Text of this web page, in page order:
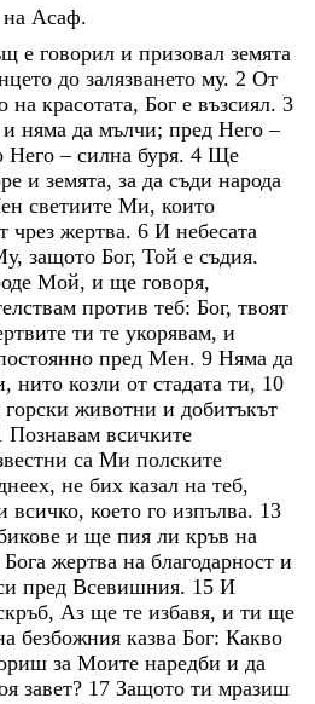
на Асаф.
е говорил и призовал земята
до залязването му. 2 От
на красотата, Бог е възсиял. 3
и няма да мълчи; пред Него–
Него– силна буря. 4 Ще
и земята, за да съди народа
светиите Ми, които
чрез жертва. 6 И небесата
, защото Бог, Той е съдия.
Мой, и ще говоря,
против теб: Бог, твоят
ти те укорявам, и
пред Мен. 9 Няма да
, нито козли от стадата ти, 10
горски животни и добитъкът
Познавам всичките
са Ми полските
, не бих казал на теб,
всичко, което го изпълва. 13
и ще пия ли кръв на
Бога жертва на благодарност и
пред Всевишния. 15 И
, Аз ще те избавя, и ти ще
безбожния казва Бог: Какво
за Моите наредби и да
завет? 17 Защото ти мразиш